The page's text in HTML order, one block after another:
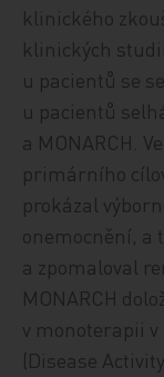
klinického
klinických
u pacientů se
u pacientů
a MONARCH.
primárního
prokázal
onemocnění, a
a zpomaloval
MONARCH
v monoterapii
(Disease